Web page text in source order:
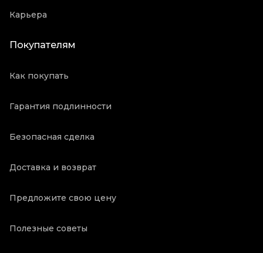
Карьера
Покупателям
Как покупать
Гарантия подлинности
Безопасная сделка
Доставка и возврат
Предложите свою цену
Полезные советы